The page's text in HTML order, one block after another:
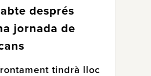
després
jornada de
tindrà lloc